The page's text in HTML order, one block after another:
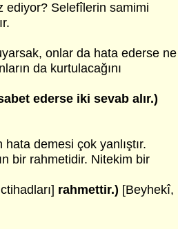
ediyor? Selefîlerin samimi
onlar da hata ederse ne
da kurtulacağını
ederse iki sevab alır.)
demesi çok yanlıştır.
bir rahmetidir. Nitekim bir
rahmettir.) [Beyhekî,